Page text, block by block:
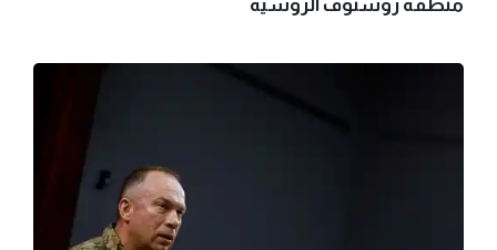
منطقة روستوف الروسية